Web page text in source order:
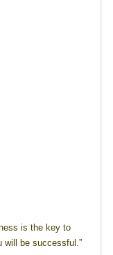
is the key to
will be successful.”